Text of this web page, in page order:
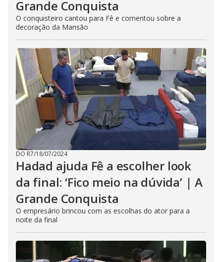
Grande Conquista
O conquisteiro cantou para Fê e comentou sobre a
decoração da Mansão
DO R7/18/07/2024
Hadad ajuda Fê a escolher look
da final: ‘Fico meio na dúvida’ | A
Grande Conquista
O empresário brincou com as escolhas do ator para a
noite da final